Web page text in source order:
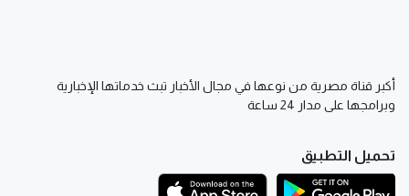
أكبر قناة مصرية من نوعها في مجال الأخبار تبث خدماتها الإخبارية
وبرامجها على مدار 24 ساعة
تحميل التطبيق